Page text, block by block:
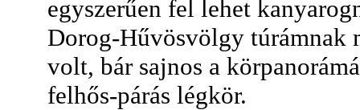
egyszerűen fel lehet
Dorog-Hűvösvölgy túrámnak
volt, bár sajnos a
felhős-párás légkör.